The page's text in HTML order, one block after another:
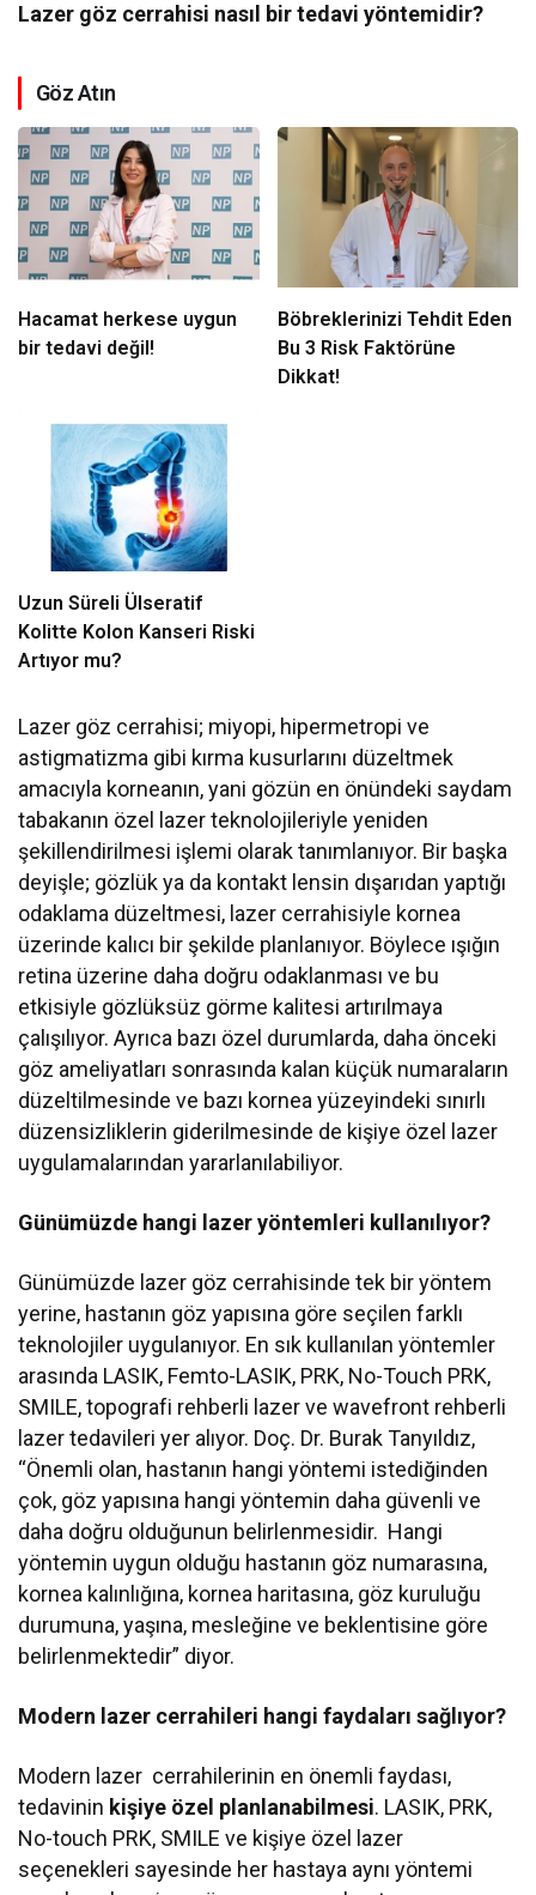
Lazer göz cerrahisi nasıl bir tedavi yöntemidir?
Göz Atın
Hacamat herkese uygun
bir tedavi değil!
Böbreklerinizi Tehdit Eden
Bu 3 Risk Faktörüne
Dikkat!
Uzun Süreli Ülseratif
Kolitte Kolon Kanseri Riski
Artıyor mu?
Lazer göz cerrahisi; miyopi, hipermetropi ve
astigmatizma gibi kırma kusurlarını düzeltmek
amacıyla korneanın, yani gözün en önündeki saydam
tabakanın özel lazer teknolojileriyle yeniden
şekillendirilmesi işlemi olarak tanımlanıyor. Bir başka
deyişle; gözlük ya da kontakt lensin dışarıdan yaptığı
odaklama düzeltmesi, lazer cerrahisiyle kornea
üzerinde kalıcı bir şekilde planlanıyor. Böylece ışığın
retina üzerine daha doğru odaklanması ve bu
etkisiyle gözlüksüz görme kalitesi artırılmaya
çalışılıyor. Ayrıca bazı özel durumlarda, daha önceki
göz ameliyatları sonrasında kalan küçük numaraların
düzeltilmesinde ve bazı kornea yüzeyindeki sınırlı
düzensizliklerin giderilmesinde de kişiye özel lazer
uygulamalarından yararlanılabiliyor.
Günümüzde hangi lazer yöntemleri kullanılıyor?
Günümüzde lazer göz cerrahisinde tek bir yöntem
yerine, hastanın göz yapısına göre seçilen farklı
teknolojiler uygulanıyor. En sık kullanılan yöntemler
arasında LASIK, Femto-LASIK, PRK, No-Touch PRK,
SMILE, topografi rehberli lazer ve wavefront rehberli
lazer tedavileri yer alıyor. Doç. Dr. Burak Tanyıldız,
“Önemli olan, hastanın hangi yöntemi istediğinden
çok, göz yapısına hangi yöntemin daha güvenli ve
daha doğru olduğunun belirlenmesidir. Hangi
yöntemin uygun olduğu hastanın göz numarasına,
kornea kalınlığına, kornea haritasına, göz kuruluğu
durumuna, yaşına, mesleğine ve beklentisine göre
belirlenmektedir” diyor.
Modern lazer cerrahileri hangi faydaları sağlıyor?
Modern lazer cerrahilerinin en önemli faydası,
tedavinin kişiye özel planlanabilmesi. LASIK, PRK,
No-touch PRK, SMILE ve kişiye özel lazer
seçenekleri sayesinde her hastaya aynı yöntemi